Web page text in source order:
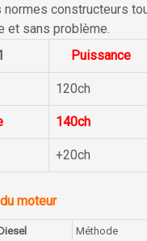
constructeurs
et sans problème.
Puissance
120ch
140ch
+20ch
moteur
Diesel Méthode